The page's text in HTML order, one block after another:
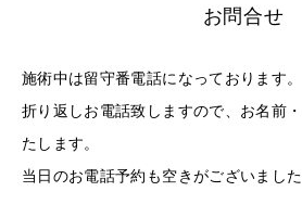
お問合せ
施術中は留守番電話になっております。
折り返しお電話致しますので、お名前
たします。
当日のお電話予約も空きがございまし